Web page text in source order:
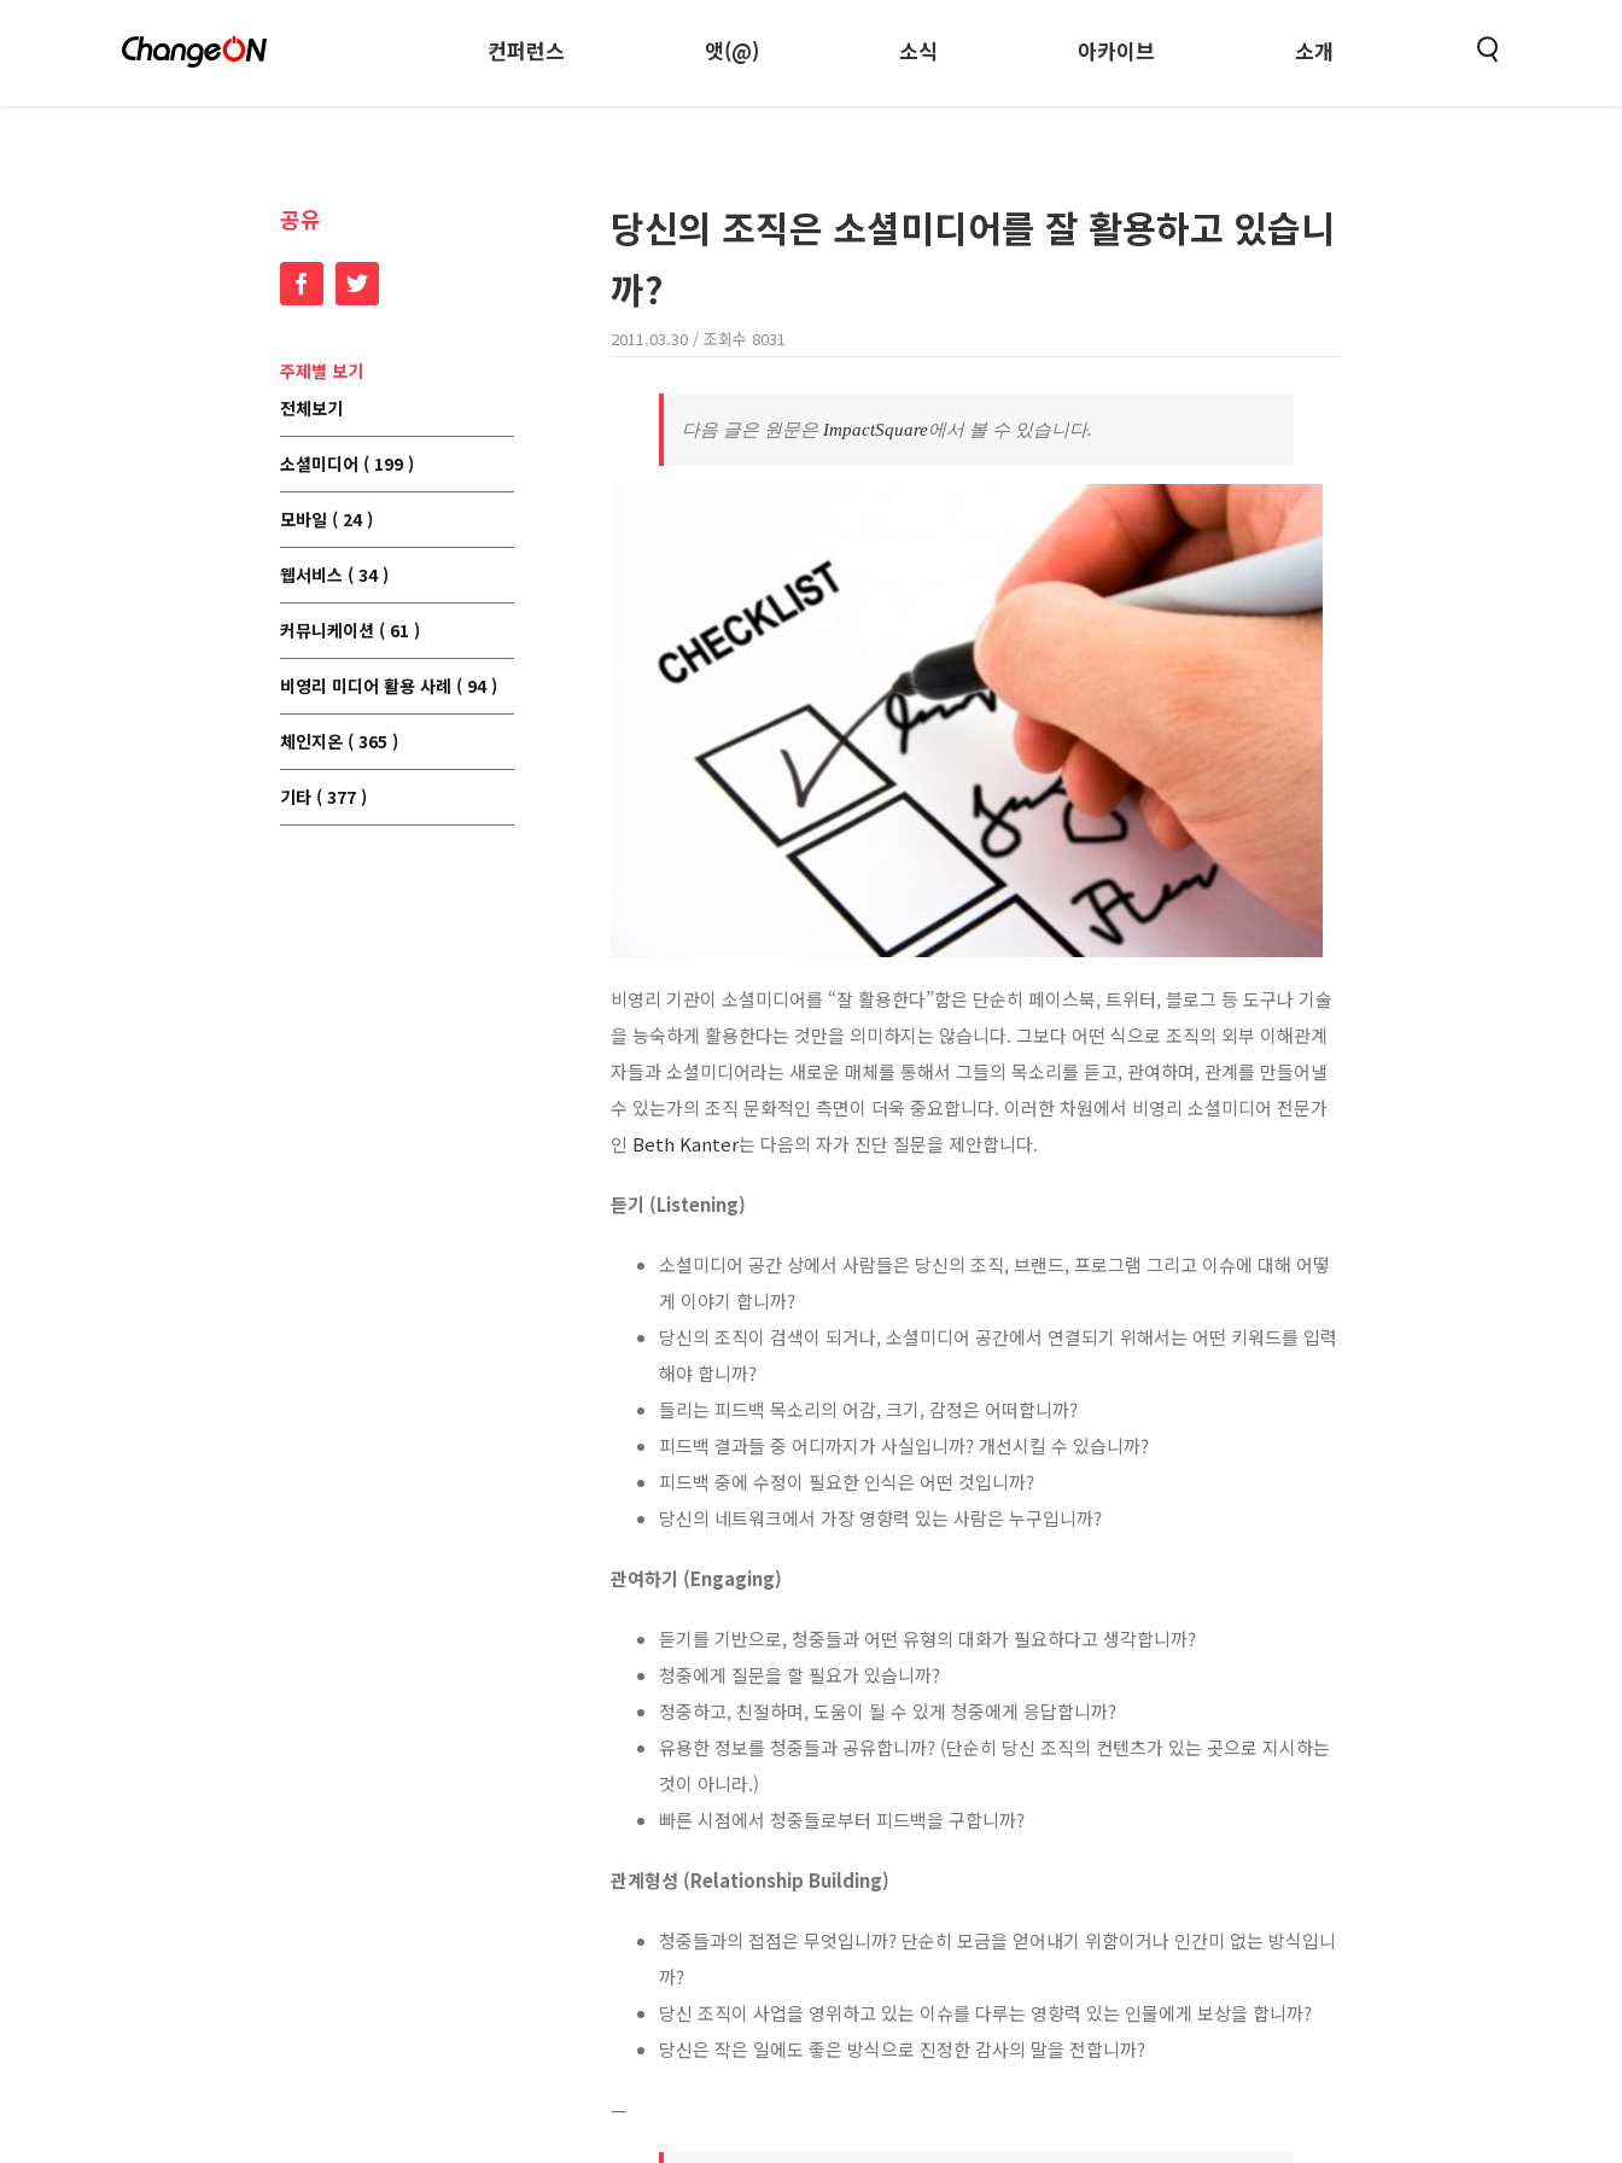
컨퍼런스 앳(@) 소식 아카이브 소개
당신의 조직은 소셜미디어를 잘 활용하고 있습니
까?
2011.03.30 / 조회수 8031
다음 글은 원문은 ImpactSquare에서 볼 수 있습니다.
비영리 기관이 소셜미디어를 “잘 활용한다”함은 단순히 페이스북, 트위터, 블로그 등 도구나 기술
을 능숙하게 활용한다는 것만을 의미하지는 않습니다. 그보다 어떤 식으로 조직의 외부 이해관계
자들과 소셜미디어라는 새로운 매체를 통해서 그들의 목소리를 듣고, 관여하며, 관계를 만들어낼
수 있는가의 조직 문화적인 측면이 더욱 중요합니다. 이러한 차원에서 비영리 소셜미디어 전문가
인 Beth Kanter는 다음의 자가 진단 질문을 제안합니다.
듣기 (Listening)
소셜미디어 공간 상에서 사람들은 당신의 조직, 브랜드, 프로그램 그리고 이슈에 대해 어떻
게 이야기 합니까?
당신의 조직이 검색이 되거나, 소셜미디어 공간에서 연결되기 위해서는 어떤 키워드를 입력
해야 합니까?
들리는 피드백 목소리의 어감, 크기, 감정은 어떠합니까?
피드백 결과들 중 어디까지가 사실입니까? 개선시킬 수 있습니까?
피드백 중에 수정이 필요한 인식은 어떤 것입니까?
당신의 네트워크에서 가장 영향력 있는 사람은 누구입니까?
관여하기 (Engaging)
듣기를 기반으로, 청중들과 어떤 유형의 대화가 필요하다고 생각합니까?
청중에게 질문을 할 필요가 있습니까?
정중하고, 친절하며, 도움이 될 수 있게 청중에게 응답합니까?
유용한 정보를 청중들과 공유합니까? (단순히 당신 조직의 컨텐츠가 있는 곳으로 지시하는
것이 아니라.)
빠른 시점에서 청중들로부터 피드백을 구합니까?
관계형성 (Relationship Building)
청중들과의 접점은 무엇입니까? 단순히 모금을 얻어내기 위함이거나 인간미 없는 방식입니
까?
당신 조직이 사업을 영위하고 있는 이슈를 다루는 영향력 있는 인물에게 보상을 합니까?
당신은 작은 일에도 좋은 방식으로 진정한 감사의 말을 전합니까?
—
공유
FacebookTwitter
주제별 보기
전체보기
소셜미디어 ( 199 )
모바일 ( 24 )
웹서비스 ( 34 )
커뮤니케이션 ( 61 )
비영리 미디어 활용 사례 ( 94 )
체인지온 ( 365 )
기타 ( 377 )